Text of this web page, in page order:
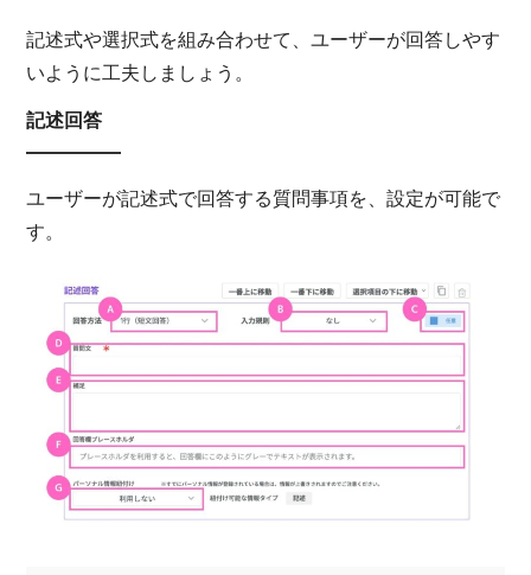
記述式や選択式を組み合わせて、ユーザーが回答しやす
いように工夫しましょう 。
記述回答
ユーザーが記述式で回答する質問事項を、設定が可能で
す。